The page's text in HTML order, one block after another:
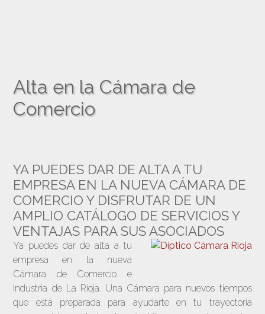
Alta en la Cámara de
Comercio
YA PUEDES DAR DE ALTA A TU
EMPRESA EN LA NUEVA CÁMARA DE
COMERCIO Y DISFRUTAR DE UN
AMPLIO CATÁLOGO DE SERVICIOS Y
VENTAJAS PARA SUS ASOCIADOS
Ya puedes dar de alta a tu
empresa en la nueva
Cámara de Comercio e
Industria de La Rioja. Una Cámara para nuevos tiempos
que está preparada para ayudarte en tu trayectoria